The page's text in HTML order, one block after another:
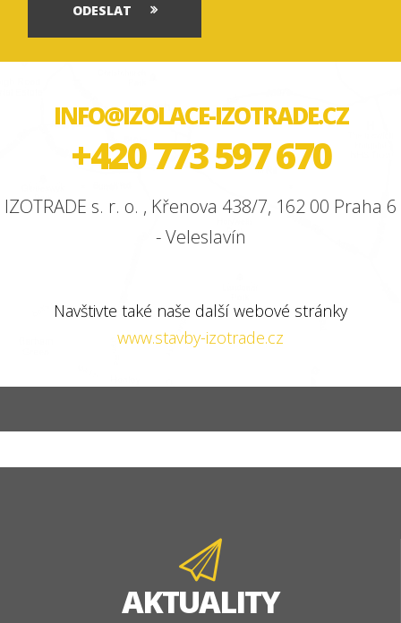
ODESLAT
INFO@IZOLACE-IZOTRADE.CZ
+420 773 597 670
IZOTRADE s. r. o. , Křenova 438/7, 162 00 Praha 6
- Veleslavín
Navštivte také naše další webové stránky
www.stavby-izotrade.cz
AKTUALITY